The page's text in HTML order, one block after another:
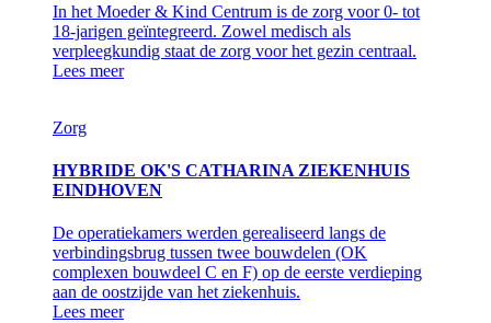
In het Moeder & Kind Centrum is de zorg voor 0- tot
18-jarigen geïntegreerd. Zowel medisch als
verpleegkundig staat de zorg voor het gezin centraal.
Lees meer
Zorg
HYBRIDE OK'S CATHARINA ZIEKENHUIS
EINDHOVEN
De operatiekamers werden gerealiseerd langs de
verbindingsbrug tussen twee bouwdelen (OK
complexen bouwdeel C en F) op de eerste verdieping
aan de oostzijde van het ziekenhuis.
Lees meer